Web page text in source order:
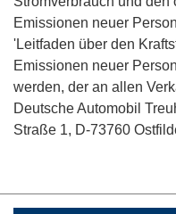
Emissionen neuer
'Leitfaden über den
Emissionen neuer
werden, der an allen
Deutsche Automobil
Straße 1, D-73760